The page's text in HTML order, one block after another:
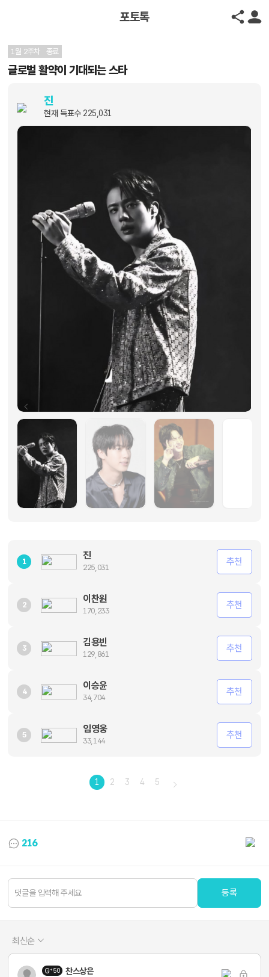
포토톡
1월 2주차 종료
글로벌 활약이 기대되는 스타
진
현재 득표수 225,031
1
진
225,031
추천
2
이찬원
170,233
추천
3
김용빈
129,861
추천
4
이승윤
34,704
추천
5
임영웅
33,144
추천
1 2 3 4 5
216
등록
최신순
50 찬스상은